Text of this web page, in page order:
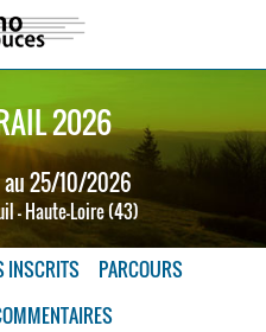
2026
25/10/2026
- Haute-Loire (43)
INSCRITS
PARCOURS